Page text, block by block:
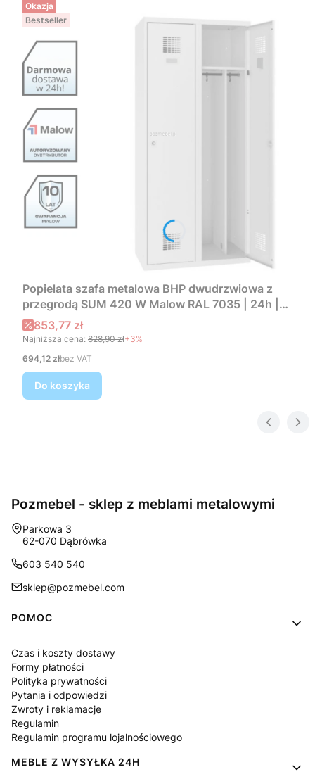
Okazja
Bestseller
Popielata szafa metalowa BHP dwudrzwiowa z
przegrodą SUM 420 W Malow RAL 7035 | 24h |
darmowa dostawa
Cena promocyjna
853,77 zł
Najniższa cena: 828,90 zł+3%
Cena
694,12 złbez VAT
Do koszyka
Pozmebel - sklep z meblami metalowymi
Adres:
Parkowa 3
62-070 Dąbrówka
603 540 540
sklep@pozmebel.com
Linki w stopce
POMOC
Czas i koszty dostawy
Formy płatności
Polityka prywatności
Pytania i odpowiedzi
Zwroty i reklamacje
Regulamin
Regulamin programu lojalnościowego
MEBLE Z WYSYŁKA 24H